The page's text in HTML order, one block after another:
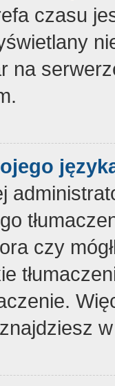
czasu
na
czy